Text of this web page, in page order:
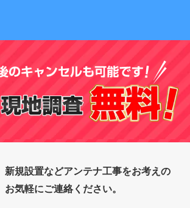
新規設置などアンテナ工事をお考えの
お気軽にご連絡ください。